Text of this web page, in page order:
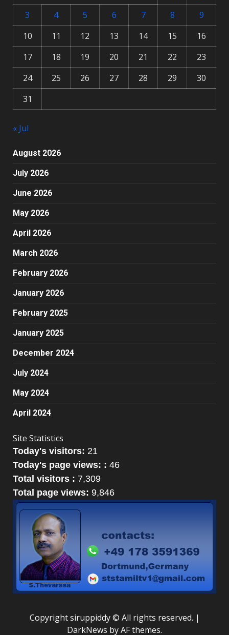
3
4 5 6 7 8
9
10
11 12 13 14 15
16
17
18 19 20 21 22
23
24
25 26 27 28 29
30
31
« Jul
August 2026
July 2026
June 2026
May 2026
April 2026
March 2026
February 2026
January 2026
February 2025
January 2025
December 2024
July 2024
May 2024
April 2024
Site Statistics
Today's visitors: 21
Today's page views: : 46
Total visitors : 7,309
Total page views: 9,846
Copyright siruppiddy © All rights reserved. |
DarkNews by AF themes.